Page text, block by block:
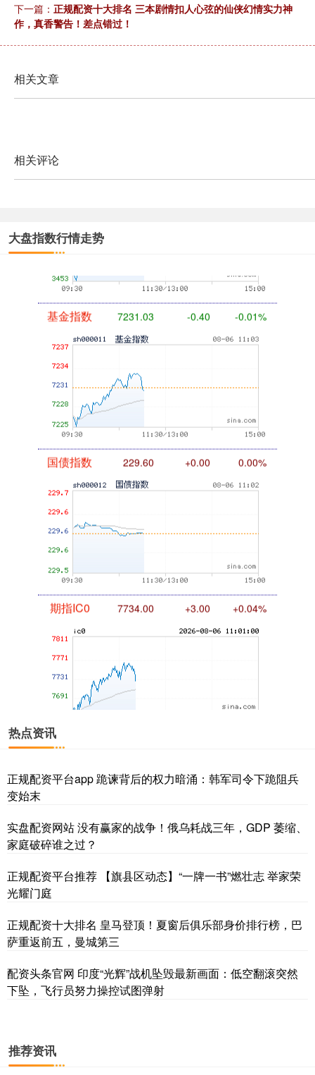
下一篇： 正规配资十大排名 三本剧情扣人心弦的仙侠幻情实力神
作，真香警告！差点错过！
相关文章
相关评论
大盘指数行情走势
基金指数 7231.03 -0.40 -0.01%
国债指数 229.60 +0.00 0.00%
期指IC0 7734.00 +3.00 +0.04%
上证综指 3885.11 +6.68 +0.17%
深证成指 14172.61 +28.40 +0.20%
热点资讯
正规配资平台app 跪谏背后的权力暗涌：韩军司令下跪阻兵
变始末
实盘配资网站 没有赢家的战争！俄乌耗战三年，GDP 萎缩、
家庭破碎谁之过？
正规配资平台推荐 【旗县区动态】“一牌一书”燃壮志 举家荣
光耀门庭
正规配资十大排名 皇马登顶！夏窗后俱乐部身价排行榜，巴
萨重返前五，曼城第三
配资头条官网 印度“光辉”战机坠毁最新画面：低空翻滚突然
下坠，飞行员努力操控试图弹射
推荐资讯